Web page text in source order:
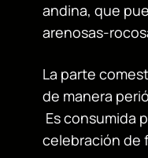
andina, que
arenosas-
La parte
de manera
Es consumida
celebración de